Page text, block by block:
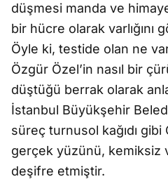
düşmesi manda ve himaye
bir hücre olarak varlığını
Öyle ki, testide olan ne
Özgür Özel’in nasıl bir
düştüğü berrak olarak
İstanbul Büyükşehir
süreç turnusol kağıdı
gerçek yüzünü, kemiksiz
deşifre etmiştir.